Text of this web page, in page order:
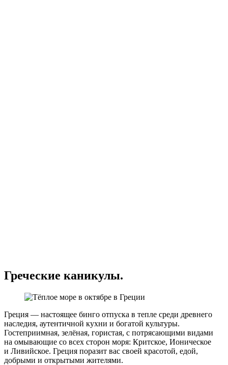
Греческие каникулы.
Греция — настоящее бинго отпуска в тепле среди древнего
наследия, аутентичной кухни и богатой культуры.
Гостеприимная, зелёная, гористая, с потрясающими видами
на омывающие со всех сторон моря: Критское, Ионическое
и Ливийское. Греция поразит вас своей красотой, едой,
добрыми и открытыми жителями.